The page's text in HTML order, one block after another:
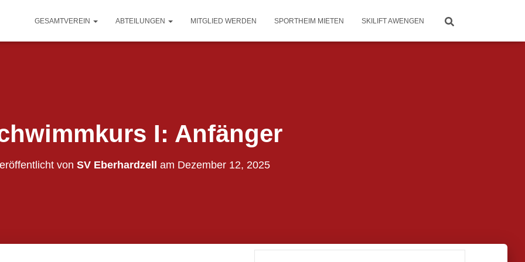
GESAMTVEREIN ABTEILUNGEN MITGLIED WERDEN SPORTHEIM MIETEN SKILIFT AWENGEN
I: Anfänger
von SV Eberhardzell am Dezember 12, 2025